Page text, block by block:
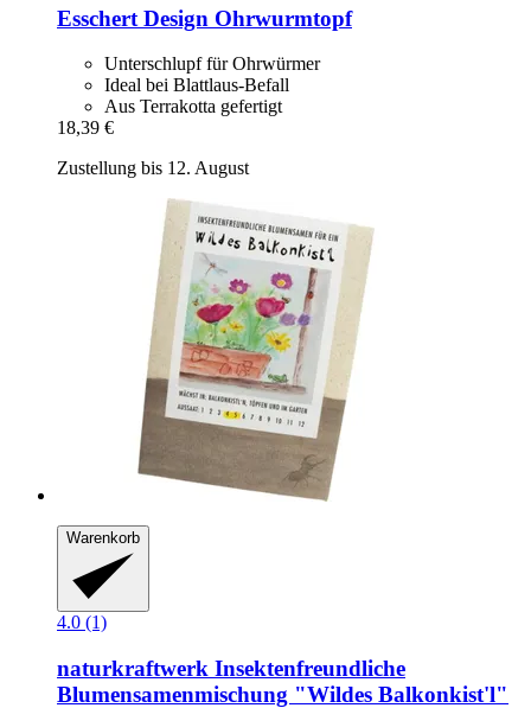
Esschert Design Ohrwurmtopf
Unterschlupf für Ohrwürmer
Ideal bei Blattlaus-Befall
Aus Terrakotta gefertigt
18,39 €
Zustellung bis 12. August
Warenkorb
4.0 (1)
naturkraftwerk Insektenfreundliche
Blumensamenmischung "Wildes Balkonkist'l"